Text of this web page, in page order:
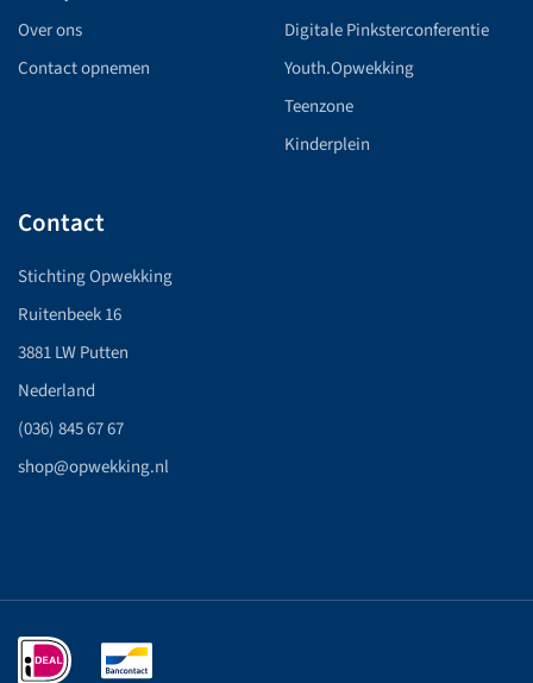
Over ons
Contact opnemen
Digitale Pinksterconferentie
Youth.Opwekking
Teenzone
Kinderplein
Contact
Stichting Opwekking
Ruitenbeek 16
3881 LW Putten
Nederland
(036) 845 67 67
shop@opwekking.nl